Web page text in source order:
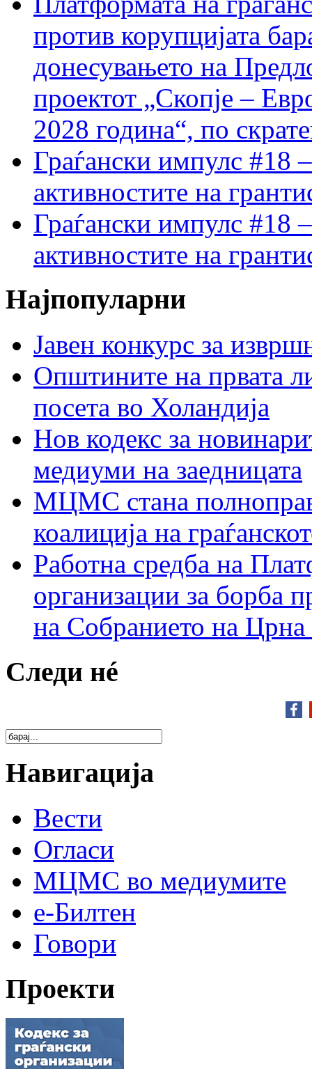
против корупцијата
донесувањето на
проектот „Скопје –
2028 година“, по
Граѓански импулс #18
активностите на
Граѓански импулс #18
активностите на
Најпопуларни
Јавен конкурс за
Општините на првата
посета во Холандија
Нов кодекс за
медиуми на заедницата
МЦМС стана
коалиција на
Работна средба на
организации за борба
на Собранието на Црна
Следи нé
Навигација
Вести
Огласи
МЦМС во медиумите
е-Билтен
Говори
Проекти